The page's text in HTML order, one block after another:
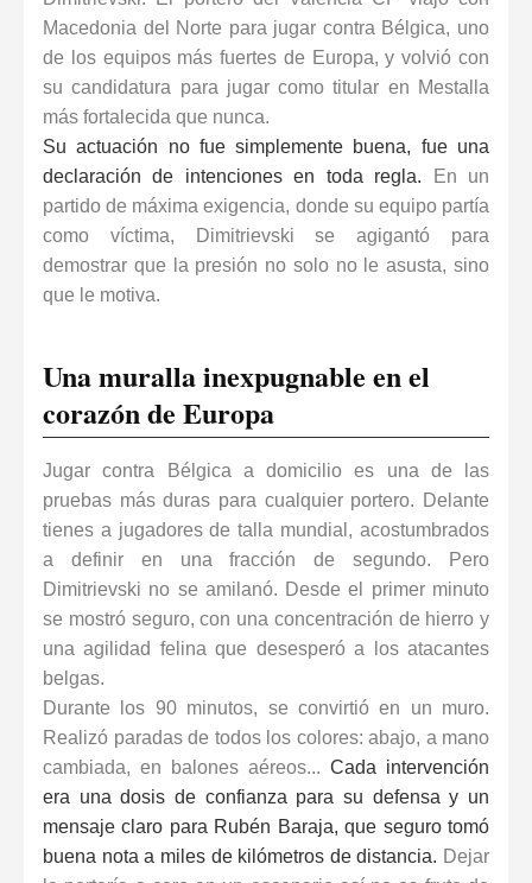
Macedonia del Norte para jugar contra Bélgica, uno
de los equipos más fuertes de Europa, y volvió con
su candidatura para jugar como titular en Mestalla
más fortalecida que nunca.
Su actuación no fue simplemente buena, fue una
declaración de intenciones en toda regla. En un
partido de máxima exigencia, donde su equipo partía
como víctima, Dimitrievski se agigantó para
demostrar que la presión no solo no le asusta, sino
que le motiva.
Una muralla inexpugnable en el
corazón de Europa
Jugar contra Bélgica a domicilio es una de las
pruebas más duras para cualquier portero. Delante
tienes a jugadores de talla mundial, acostumbrados
a definir en una fracción de segundo. Pero
Dimitrievski no se amilanó. Desde el primer minuto
se mostró seguro, con una concentración de hierro y
una agilidad felina que desesperó a los atacantes
belgas.
Durante los 90 minutos, se convirtió en un muro.
Realizó paradas de todos los colores: abajo, a mano
cambiada, en balones aéreos... Cada intervención
era una dosis de confianza para su defensa y un
mensaje claro para Rubén Baraja, que seguro tomó
buena nota a miles de kilómetros de distancia. Dejar